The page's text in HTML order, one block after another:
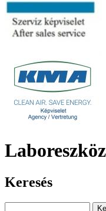
Keresés